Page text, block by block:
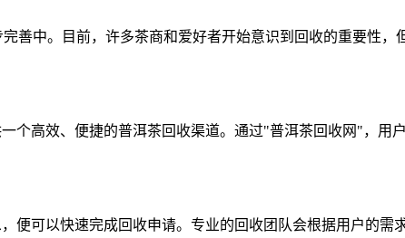
善中。目前，许多茶商和爱好者开始意识到回收的重要性
个高效、便捷的普洱茶回收渠道。通过"普洱茶回收网"，用
可以快速完成回收申请。专业的回收团队会根据用户的需